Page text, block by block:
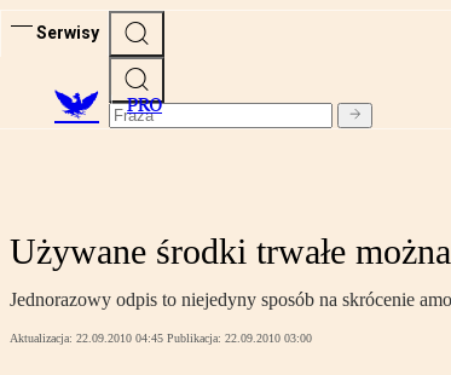
Serwisy
PRO
Używane środki trwałe
Jednorazowy odpis to niejedyny sposób na skrócenie
Aktualizacja: 22.09.2010 04:45 Publikacja: 22.09.2010 03:00